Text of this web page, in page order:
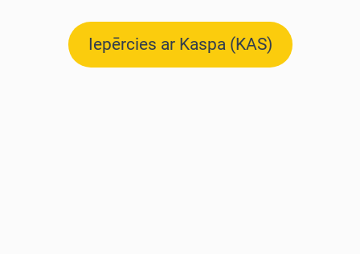
Iepērcies ar Kaspa (KAS)